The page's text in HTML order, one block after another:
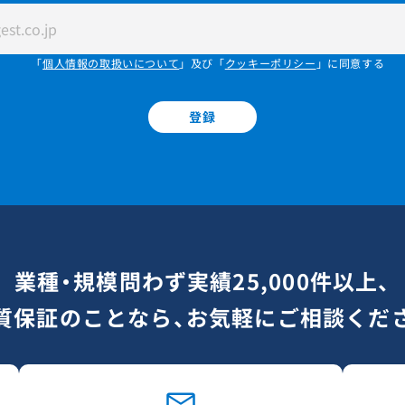
「個人情報の取扱いについて 」及び「クッキーポリシー 」に同意する
登録
業種・規模問わず実績25,000件以上、
保証のことなら、お気軽にご相談くだ